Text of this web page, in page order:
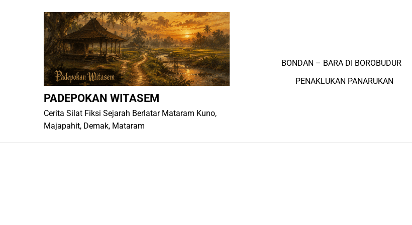
PADEPOKAN WITASEM
Cerita Silat Fiksi Sejarah Berlatar Mataram Kuno,
Majapahit, Demak, Mataram
BONDAN – BARA DI BOROBUDUR
PENAKLUKAN PANARUKAN